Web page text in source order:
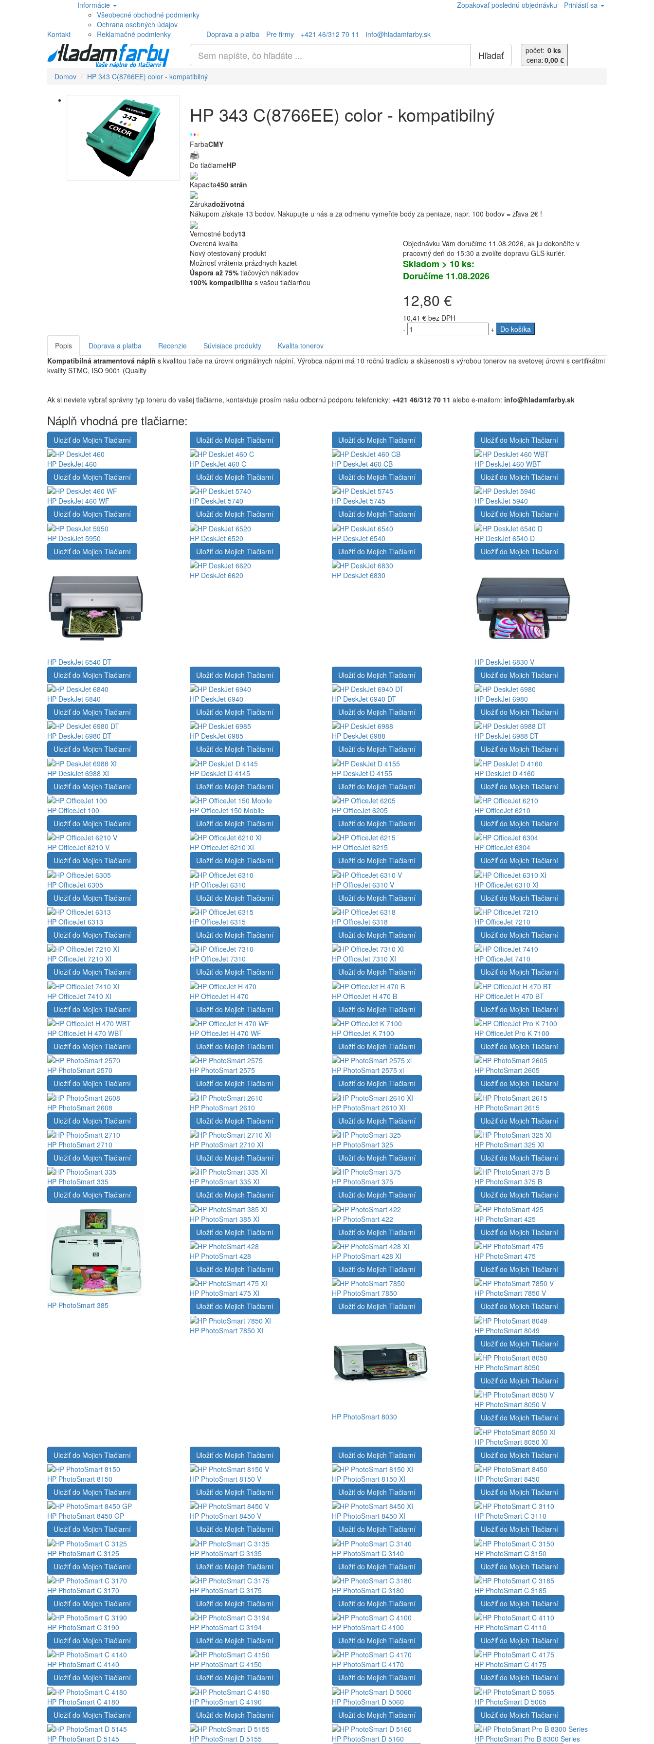
Kontakt
Informácie
Všeobecné obchodné podmienky
Ochrana osobných údajov
Reklamačné podmienky
Doprava a platba Pre firmy +421 46/312 70 11 info@hladamfarby.sk
Zopakovať poslednú objednávku Prihlásiť sa
Hľadať počet: 0 ks
cena:0,00 €
Domov
HP 343 C(8766EE) color - kompatibilný
HP 343 C(8766EE) color - kompatibilný
FarbaCMY
Do tlačiarneHP
Kapacita450 strán
Zárukadoživotná
Nákupom získate 13 bodov. Nakupujte u nás a za odmenu vymeňte body za peniaze, napr. 100 bodov = zľava 2€ !
Vernostné body13
Overená kvalita
Nový otestovaný produkt
Možnosť vrátenia prázdnych kaziet
Úspora až 75%tlačových nákladov
100% kompatibilita s vašou tlačiarňou
Objednávku Vám doručíme 11.08.2026, ak ju dokončíte v
pracovný deň do 15:30 a zvolíte dopravu GLS kuriér.
Skladom > 10 ks:
Doručíme 11.08.2026
12,80 €
10,41 € bez DPH
-
+
Do košíka
Popis
Doprava a platba Recenzie Súvisiace produkty
Kvalita tonerov
Kompatibilná atramentová náplň s kvalitou tlače na úrovni originálnych náplní. Výrobca náplni má 10 ročnú tradíciu a skúsenosti s výrobou tonerov na svetovej úrovni s certifikátmi
kvality STMC, ISO 9001 (Quality
Ak si neviete vybrať správny typ toneru do vašej tlačiarne, kontaktuje prosím našu odbornú podporu telefonicky: +421 46/312 70 11 alebo e-mailom: info@hladamfarby.sk
Náplň vhodná pre tlačiarne:
Uložiť do Mojich Tlačiarní
HP DeskJet 460
Uložiť do Mojich Tlačiarní
HP DeskJet 460 C
Uložiť do Mojich Tlačiarní
HP DeskJet 460 CB
Uložiť do Mojich Tlačiarní
HP DeskJet 460 WBT
Uložiť do Mojich Tlačiarní
HP DeskJet 460 WF
Uložiť do Mojich Tlačiarní
HP DeskJet 5740
Uložiť do Mojich Tlačiarní
HP DeskJet 5745
Uložiť do Mojich Tlačiarní
HP DeskJet 5940
Uložiť do Mojich Tlačiarní
HP DeskJet 5950
Uložiť do Mojich Tlačiarní
HP DeskJet 6520
Uložiť do Mojich Tlačiarní
HP DeskJet 6540
Uložiť do Mojich Tlačiarní
HP DeskJet 6540 D
Uložiť do Mojich Tlačiarní
HP DeskJet 6540 DT
Uložiť do Mojich Tlačiarní
HP DeskJet 6620
Uložiť do Mojich Tlačiarní
HP DeskJet 6830
Uložiť do Mojich Tlačiarní
HP DeskJet 6830 V
Uložiť do Mojich Tlačiarní
HP DeskJet 6840
Uložiť do Mojich Tlačiarní
HP DeskJet 6940
Uložiť do Mojich Tlačiarní
HP DeskJet 6940 DT
Uložiť do Mojich Tlačiarní
HP DeskJet 6980
Uložiť do Mojich Tlačiarní
HP DeskJet 6980 DT
Uložiť do Mojich Tlačiarní
HP DeskJet 6985
Uložiť do Mojich Tlačiarní
HP DeskJet 6988
Uložiť do Mojich Tlačiarní
HP DeskJet 6988 DT
Uložiť do Mojich Tlačiarní
HP DeskJet 6988 XI
Uložiť do Mojich Tlačiarní
HP DeskJet D 4145
Uložiť do Mojich Tlačiarní
HP DeskJet D 4155
Uložiť do Mojich Tlačiarní
HP DeskJet D 4160
Uložiť do Mojich Tlačiarní
HP OfficeJet 100
Uložiť do Mojich Tlačiarní
HP OfficeJet 150 Mobile
Uložiť do Mojich Tlačiarní
HP OfficeJet 6205
Uložiť do Mojich Tlačiarní
HP OfficeJet 6210
Uložiť do Mojich Tlačiarní
HP OfficeJet 6210 V
Uložiť do Mojich Tlačiarní
HP OfficeJet 6210 XI
Uložiť do Mojich Tlačiarní
HP OfficeJet 6215
Uložiť do Mojich Tlačiarní
HP OfficeJet 6304
Uložiť do Mojich Tlačiarní
HP OfficeJet 6305
Uložiť do Mojich Tlačiarní
HP OfficeJet 6310
Uložiť do Mojich Tlačiarní
HP OfficeJet 6310 V
Uložiť do Mojich Tlačiarní
HP OfficeJet 6310 XI
Uložiť do Mojich Tlačiarní
HP OfficeJet 6313
Uložiť do Mojich Tlačiarní
HP OfficeJet 6315
Uložiť do Mojich Tlačiarní
HP OfficeJet 6318
Uložiť do Mojich Tlačiarní
HP OfficeJet 7210
Uložiť do Mojich Tlačiarní
HP OfficeJet 7210 XI
Uložiť do Mojich Tlačiarní
HP OfficeJet 7310
Uložiť do Mojich Tlačiarní
HP OfficeJet 7310 XI
Uložiť do Mojich Tlačiarní
HP OfficeJet 7410
Uložiť do Mojich Tlačiarní
HP OfficeJet 7410 XI
Uložiť do Mojich Tlačiarní
HP OfficeJet H 470
Uložiť do Mojich Tlačiarní
HP OfficeJet H 470 B
Uložiť do Mojich Tlačiarní
HP OfficeJet H 470 BT
Uložiť do Mojich Tlačiarní
HP OfficeJet H 470 WBT
Uložiť do Mojich Tlačiarní
HP OfficeJet H 470 WF
Uložiť do Mojich Tlačiarní
HP OfficeJet K 7100
Uložiť do Mojich Tlačiarní
HP OfficeJet Pro K 7100
Uložiť do Mojich Tlačiarní
HP PhotoSmart 2570
Uložiť do Mojich Tlačiarní
HP PhotoSmart 2575
Uložiť do Mojich Tlačiarní
HP PhotoSmart 2575 xi
Uložiť do Mojich Tlačiarní
HP PhotoSmart 2605
Uložiť do Mojich Tlačiarní
HP PhotoSmart 2608
Uložiť do Mojich Tlačiarní
HP PhotoSmart 2610
Uložiť do Mojich Tlačiarní
HP PhotoSmart 2610 XI
Uložiť do Mojich Tlačiarní
HP PhotoSmart 2615
Uložiť do Mojich Tlačiarní
HP PhotoSmart 2710
Uložiť do Mojich Tlačiarní
HP PhotoSmart 2710 XI
Uložiť do Mojich Tlačiarní
HP PhotoSmart 325
Uložiť do Mojich Tlačiarní
HP PhotoSmart 325 XI
Uložiť do Mojich Tlačiarní
HP PhotoSmart 335
Uložiť do Mojich Tlačiarní
HP PhotoSmart 335 XI
Uložiť do Mojich Tlačiarní
HP PhotoSmart 375
Uložiť do Mojich Tlačiarní
HP PhotoSmart 375 B
Uložiť do Mojich Tlačiarní
HP PhotoSmart 385
Uložiť do Mojich Tlačiarní
HP PhotoSmart 385 XI
Uložiť do Mojich Tlačiarní
HP PhotoSmart 422
Uložiť do Mojich Tlačiarní
HP PhotoSmart 425
Uložiť do Mojich Tlačiarní
HP PhotoSmart 428
Uložiť do Mojich Tlačiarní
HP PhotoSmart 428 XI
Uložiť do Mojich Tlačiarní
HP PhotoSmart 475
Uložiť do Mojich Tlačiarní
HP PhotoSmart 475 XI
Uložiť do Mojich Tlačiarní
HP PhotoSmart 7850
Uložiť do Mojich Tlačiarní
HP PhotoSmart 7850 V
Uložiť do Mojich Tlačiarní
HP PhotoSmart 7850 XI
Uložiť do Mojich Tlačiarní
HP PhotoSmart 8030
Uložiť do Mojich Tlačiarní
HP PhotoSmart 8049
Uložiť do Mojich Tlačiarní
HP PhotoSmart 8050
Uložiť do Mojich Tlačiarní
HP PhotoSmart 8050 V
Uložiť do Mojich Tlačiarní
HP PhotoSmart 8050 XI
Uložiť do Mojich Tlačiarní
HP PhotoSmart 8150
Uložiť do Mojich Tlačiarní
HP PhotoSmart 8150 V
Uložiť do Mojich Tlačiarní
HP PhotoSmart 8150 XI
Uložiť do Mojich Tlačiarní
HP PhotoSmart 8450
Uložiť do Mojich Tlačiarní
HP PhotoSmart 8450 GP
Uložiť do Mojich Tlačiarní
HP PhotoSmart 8450 V
Uložiť do Mojich Tlačiarní
HP PhotoSmart 8450 XI
Uložiť do Mojich Tlačiarní
HP PhotoSmart C 3110
Uložiť do Mojich Tlačiarní
HP PhotoSmart C 3125
Uložiť do Mojich Tlačiarní
HP PhotoSmart C 3135
Uložiť do Mojich Tlačiarní
HP PhotoSmart C 3140
Uložiť do Mojich Tlačiarní
HP PhotoSmart C 3150
Uložiť do Mojich Tlačiarní
HP PhotoSmart C 3170
Uložiť do Mojich Tlačiarní
HP PhotoSmart C 3175
Uložiť do Mojich Tlačiarní
HP PhotoSmart C 3180
Uložiť do Mojich Tlačiarní
HP PhotoSmart C 3185
Uložiť do Mojich Tlačiarní
HP PhotoSmart C 3190
Uložiť do Mojich Tlačiarní
HP PhotoSmart C 3194
Uložiť do Mojich Tlačiarní
HP PhotoSmart C 4100
Uložiť do Mojich Tlačiarní
HP PhotoSmart C 4110
Uložiť do Mojich Tlačiarní
HP PhotoSmart C 4140
Uložiť do Mojich Tlačiarní
HP PhotoSmart C 4150
Uložiť do Mojich Tlačiarní
HP PhotoSmart C 4170
Uložiť do Mojich Tlačiarní
HP PhotoSmart C 4175
Uložiť do Mojich Tlačiarní
HP PhotoSmart C 4180
Uložiť do Mojich Tlačiarní
HP PhotoSmart C 4190
Uložiť do Mojich Tlačiarní
HP PhotoSmart D 5060
Uložiť do Mojich Tlačiarní
HP PhotoSmart D 5065
Uložiť do Mojich Tlačiarní
HP PhotoSmart D 5145
Uložiť do Mojich Tlačiarní
HP PhotoSmart D 5155
Uložiť do Mojich Tlačiarní
HP PhotoSmart D 5160
Uložiť do Mojich Tlačiarní
HP PhotoSmart Pro B 8300 Series